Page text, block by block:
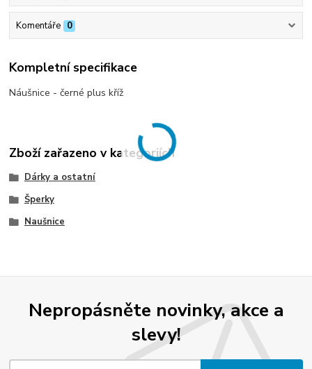
Komentáře 0
Kompletní specifikace
Náušnice - černé plus kříž
Zboží zařazeno v kategoriích
Dárky a ostatní
Šperky
Naušnice
Nepropásněte novinky, akce a
slevy!